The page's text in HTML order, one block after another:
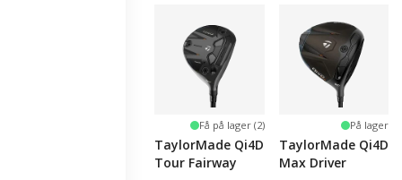
Få på lager (2)
TaylorMade Qi4D
Tour Fairway
På lager
TaylorMade Qi4D
Max Driver